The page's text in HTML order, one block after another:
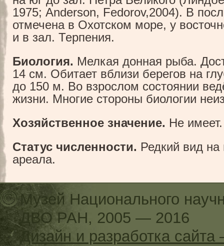
1975; Anderson, Fedorov,2004). В
отмечена в Охотском море, у
и в зал. Терпения.
Биология. Мелкая донная рыба.
14 см. Обитает вблизи берегов на
до 150 м. Во взрослом состоянии
жизни. Многие стороны биологии
Хозяйственное значение. Не имеет.
Статус численности. Редкий вид
ареала.
Музей Национального
ДВО РАН, 2005 — 2016
Дизайн и разработка